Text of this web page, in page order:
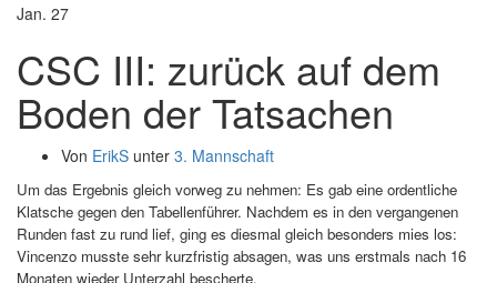
Jan. 27
CSC III: zurück auf dem
Boden der Tatsachen
Von ErikS unter 3. Mannschaft
Um das Ergebnis gleich vorweg zu nehmen: Es gab eine ordentliche
Klatsche gegen den Tabellenführer. Nachdem es in den vergangenen
Runden fast zu rund lief, ging es diesmal gleich besonders mies los:
Vincenzo musste sehr kurzfristig absagen, was uns erstmals nach 16
Monaten wieder Unterzahl bescherte.